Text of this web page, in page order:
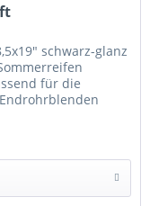
schwarz-glanz
für die